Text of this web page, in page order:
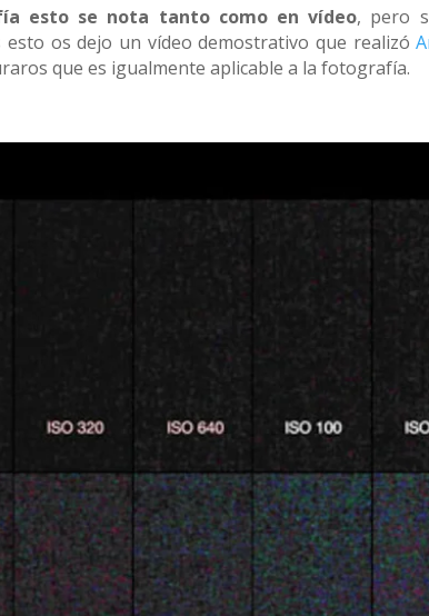
esto se nota tanto como en vídeo, pero
esto os dejo un vídeo demostrativo que realizó
que es igualmente aplicable a la fotografía.